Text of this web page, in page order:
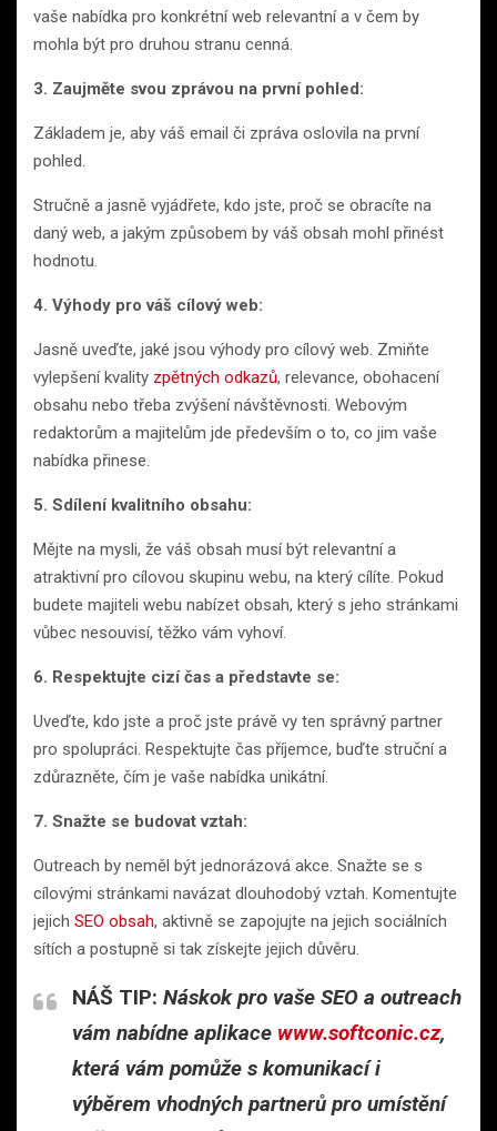
vaše nabídka pro konkrétní web relevantní a v čem by
mohla být pro druhou stranu cenná.
3. Zaujměte svou zprávou na první pohled:
Základem je, aby váš email či zpráva oslovila na první
pohled.
Stručně a jasně vyjádřete, kdo jste, proč se obracíte na
daný web, a jakým způsobem by váš obsah mohl přinést
hodnotu.
4. Výhody pro váš cílový web:
Jasně uveďte, jaké jsou výhody pro cílový web. Zmiňte
vylepšení kvality zpětných odkazů, relevance, obohacení
obsahu nebo třeba zvýšení návštěvnosti. Webovým
redaktorům a majitelům jde především o to, co jim vaše
nabídka přinese.
5. Sdílení kvalitního obsahu:
Mějte na mysli, že váš obsah musí být relevantní a
atraktivní pro cílovou skupinu webu, na který cílíte. Pokud
budete majiteli webu nabízet obsah, který s jeho stránkami
vůbec nesouvisí, těžko vám vyhoví.
6. Respektujte cizí čas a představte se:
Uveďte, kdo jste a proč jste právě vy ten správný partner
pro spolupráci. Respektujte čas příjemce, buďte struční a
zdůrazněte, čím je vaše nabídka unikátní.
7. Snažte se budovat vztah:
Outreach by neměl být jednorázová akce. Snažte se s
cílovými stránkami navázat dlouhodobý vztah. Komentujte
jejich SEO obsah, aktivně se zapojujte na jejich sociálních
sítích a postupně si tak získejte jejich důvěru.
NÁŠ TIP: Náskok pro vaše SEO a outreach
vám nabídne aplikace www.softconic.cz,
která vám pomůže s komunikací i
výběrem vhodných partnerů pro umístění